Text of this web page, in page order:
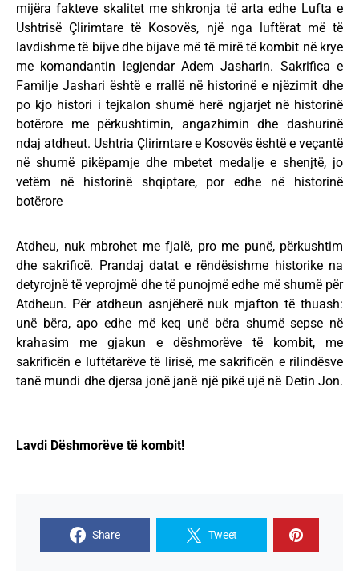
mijëra fakteve skalitet me shkronja të arta edhe Lufta e
Ushtrisë Çlirimtare të Kosovës, një nga luftërat më të
lavdishme të bijve dhe bijave më të mirë të kombit në krye
me komandantin legjendar Adem Jasharin. Sakrifica e
Familje Jashari është e rrallë në historinë e njëzimit dhe
po kjo histori i tejkalon shumë herë ngjarjet në historinë
botërore me përkushtimin, angazhimin dhe dashurinë
ndaj atdheut. Ushtria Çlirimtare e Kosovës është e veçantë
në shumë pikëpamje dhe mbetet medalje e shenjtë, jo
vetëm në historinë shqiptare, por edhe në historinë
botërore
Atdheu, nuk mbrohet me fjalë, pro me punë, përkushtim
dhe sakrificë. Prandaj datat e rëndësishme historike na
detyrojnë të veprojmë dhe të punojmë edhe më shumë për
Atdheun. Për atdheun asnjëherë nuk mjafton të thuash:
unë bëra, apo edhe më keq unë bëra shumë sepse në
krahasim me gjakun e dëshmorëve të kombit, me
sakrificën e luftëtarëve të lirisë, me sakrificën e rilindësve
tanë mundi dhe djersa jonë janë një pikë ujë në Detin Jon.
Lavdi Dëshmorëve të kombit!
Share Tweet